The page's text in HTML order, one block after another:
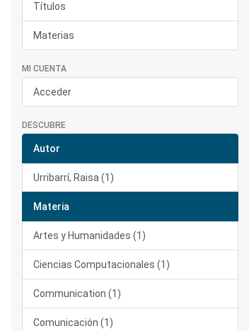
Títulos
Materias
MI CUENTA
Acceder
DESCUBRE
Autor
Urribarrí, Raisa (1)
Materia
Artes y Humanidades (1)
Ciencias Computacionales (1)
Communication (1)
Comunicación (1)